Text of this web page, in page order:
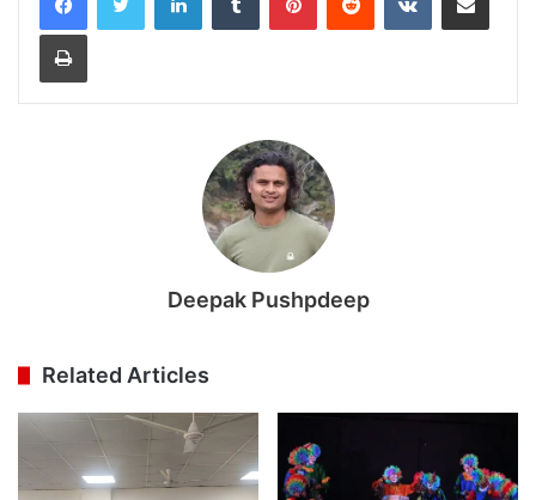
Print
Deepak Pushpdeep
Related Articles